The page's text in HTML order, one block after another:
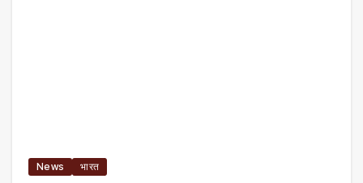
News भारत